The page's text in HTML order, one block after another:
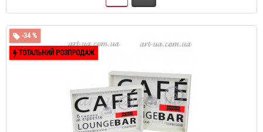
-34 %
ТОТАЛЬНИЙ РОЗПРОДАЖ